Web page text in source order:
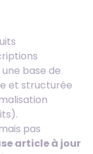
base de
et structurée
pas
article à jour